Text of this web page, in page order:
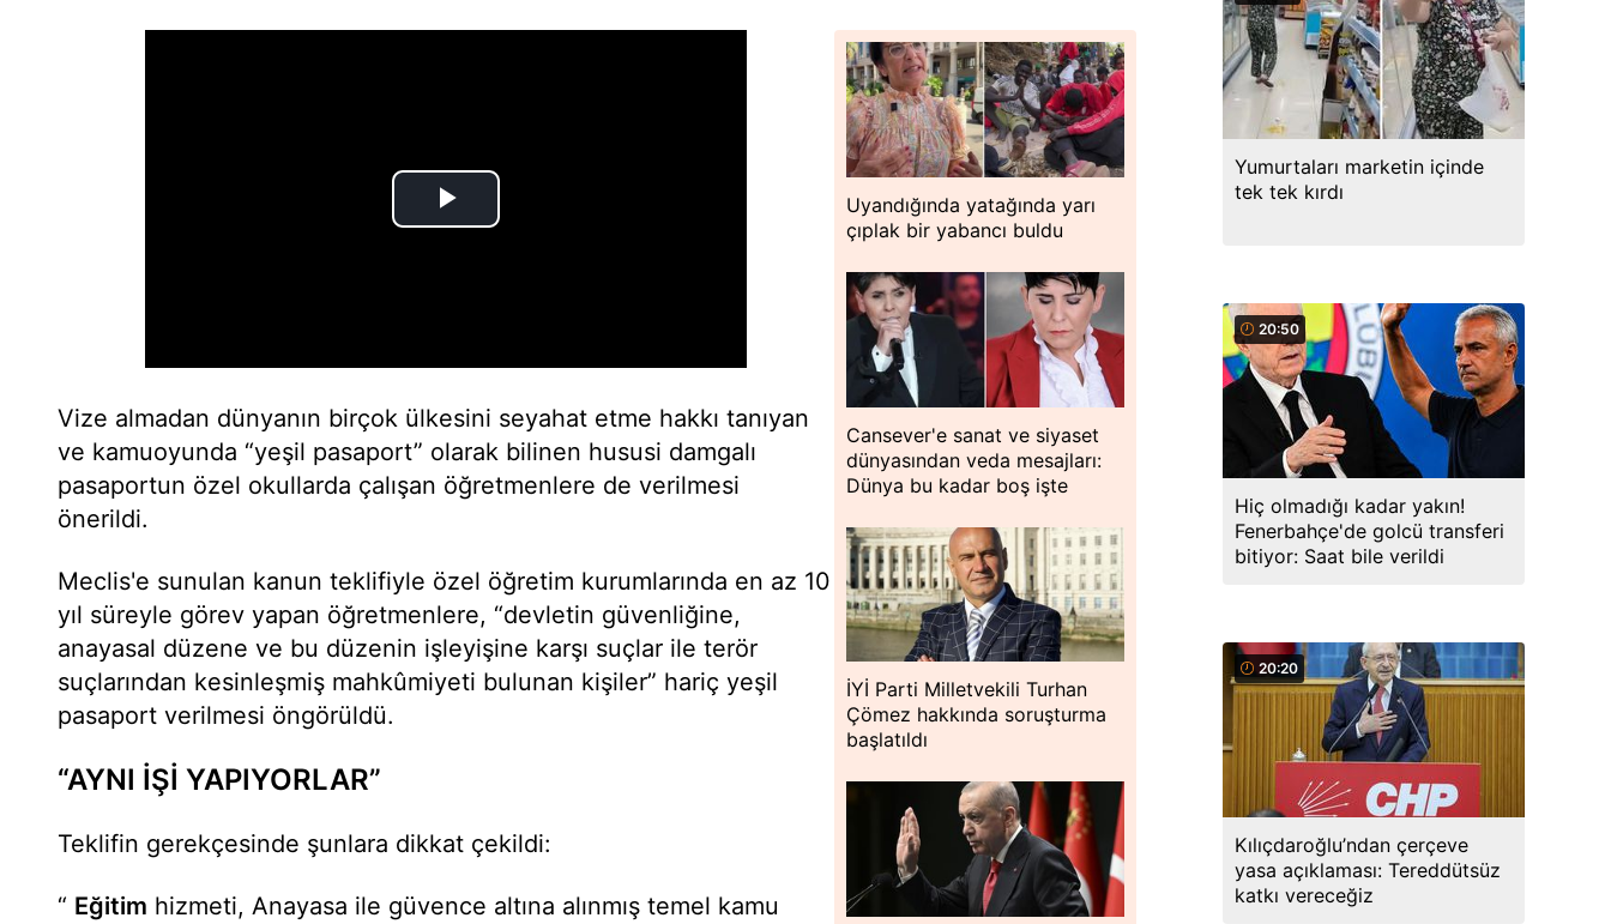
Vize almadan dünyanın birçok ülkesini seyahat etme hakkı tanıyan
ve kamuoyunda “yeşil pasaport” olarak bilinen hususi damgalı
pasaportun özel okullarda çalışan öğretmenlere de verilmesi
önerildi.
Meclis'e sunulan kanun teklifiyle özel öğretim kurumlarında en az 10
yıl süreyle görev yapan öğretmenlere, “devletin güvenliğine,
anayasal düzene ve bu düzenin işleyişine karşı suçlar ile terör
suçlarından kesinleşmiş mahkûmiyeti bulunan kişiler” hariç yeşil
pasaport verilmesi öngörüldü.
“AYNI İŞİ YAPIYORLAR”
Teklifin gerekçesinde şunlara dikkat çekildi:
“ Eğitim hizmeti, Anayasa ile güvence altına alınmış temel kamu
Uyandığında yatağında yarı
çıplak bir yabancı buldu
Cansever'e sanat ve siyaset
dünyasından veda mesajları:
Dünya bu kadar boş işte
İYİ Parti Milletvekili Turhan
Çömez hakkında soruşturma
başlatıldı
Yumurtaları marketin içinde
tek tek kırdı
20:50
Hiç olmadığı kadar yakın!
Fenerbahçe'de golcü transferi
bitiyor: Saat bile verildi
20:20
Kılıçdaroğlu’ndan çerçeve
yasa açıklaması: Tereddütsüz
katkı vereceğiz